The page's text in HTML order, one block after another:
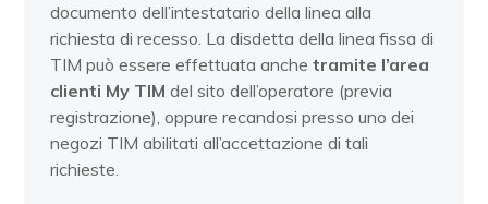
documento dell’intestatario della linea alla
richiesta di recesso. La disdetta della linea fissa di
TIM può essere effettuata anche tramite l’area
clienti My TIM del sito dell’operatore (previa
registrazione), oppure recandosi presso uno dei
negozi TIM abilitati all’accettazione di tali
richieste.